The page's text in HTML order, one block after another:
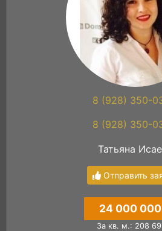
8 (928) 350-
8 (928) 350-
Татьяна
Отправить
24 000
За кв. м.: 208